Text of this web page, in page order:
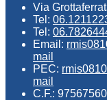
Via
Tel:
Tel:
Email:
mail
PEC:
mail
C.F.: